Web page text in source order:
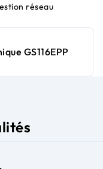
réseau
QoS et VLAN
maximales Sans
Installation sur
GS116EPP